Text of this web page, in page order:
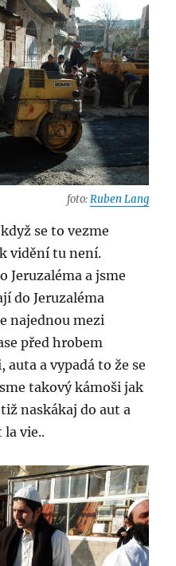
foto:Ruben Lang
se to vezme
vidění tu není.
Jeruzaléma a jsme
do Jeruzaléma
najednou mezi
před hrobem
a vypadá to že se
takový kámoši jak
naskákaj do aut a
la vie..